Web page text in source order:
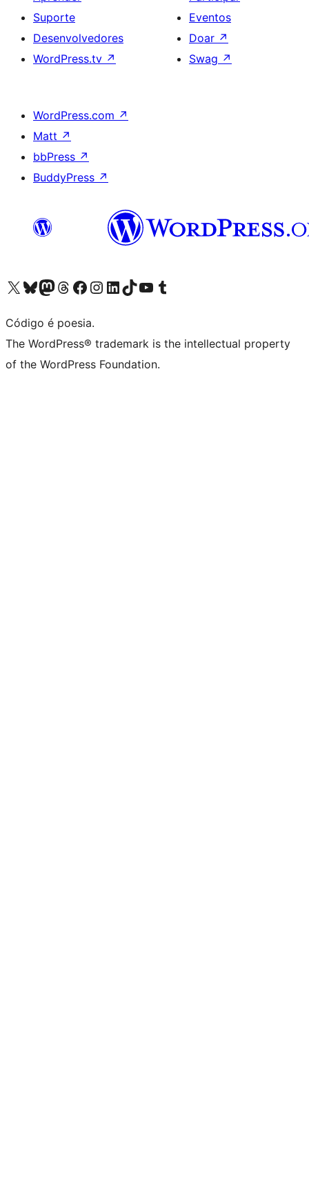
Suporte
Desenvolvedores
WordPress.tv ↗
Eventos
Doar ↗
Swag ↗
WordPress.com ↗
Matt ↗
bbPress ↗
BuddyPress ↗
Acessar nossa conta do X (antigo Twitter)
Acessar nossa conta do Bluesky
Acessar nossa conta do Mastodon
Acessar nossa conta do Threads
Acessar nossa página do Facebook
Acessar nossa conta do Instagram
Acessar nossa conta do LinkedIn
Acessar nossa conta do TikTok
Acessar nosso canal do YouTube
Acessar nossa conta no Tumblr
Código é poesia.
The WordPress® trademark is the intellectual property
of the WordPress Foundation.